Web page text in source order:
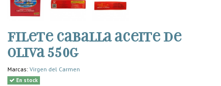
Filete caballa aceite de
oliva 550g
Marcas: Virgen del Carmen
En stock